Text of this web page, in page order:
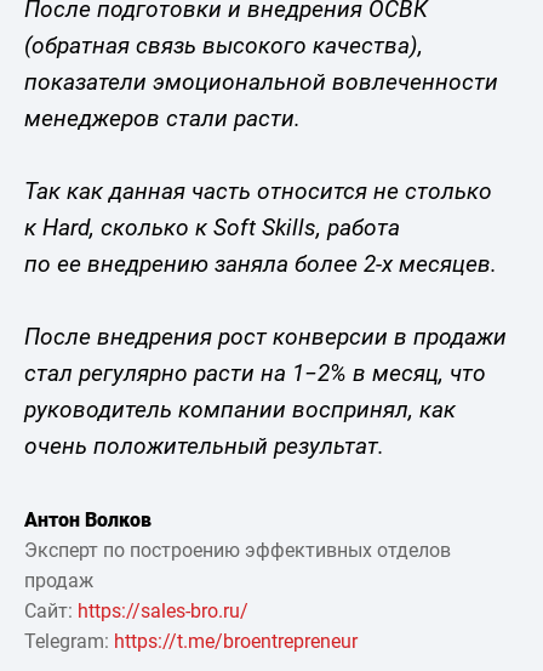
После подготовки и внедрения ОСВК
(обратная связь высокого качества),
показатели эмоциональной вовлеченности
менеджеров стали расти.
Так как данная часть относится не столько
к Hard, сколько к Soft Skills, работа
по ее внедрению заняла более 2-х месяцев.
После внедрения рост конверсии в продажи
стал регулярно расти на 1−2% в месяц, что
руководитель компании воспринял, как
очень положительный результат.
Антон Волков
Эксперт по построению эффективных отделов
продаж
Сайт: https://sales-bro.ru/
Telegram: https://t.me/broentrepreneur